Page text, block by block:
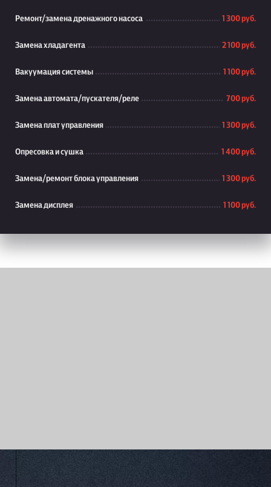
Ремонт/замена дренажного насоса 1 300 руб.
Замена хладагента 2 100 руб.
Вакуумация системы 1 100 руб.
Замена автомата/пускателя/реле 700 руб.
Замена плат управления 1 300 руб.
Опресовка и сушка 1 400 руб.
Замена/ремонт блока управления 1 300 руб.
Замена дисплея 1 100 руб.